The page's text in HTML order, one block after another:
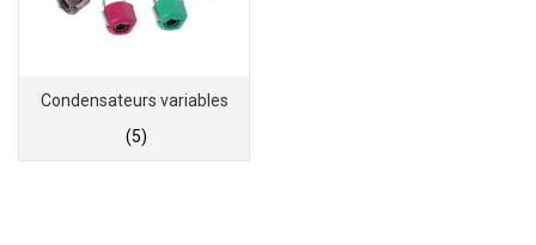
Condensateurs variables
(5)